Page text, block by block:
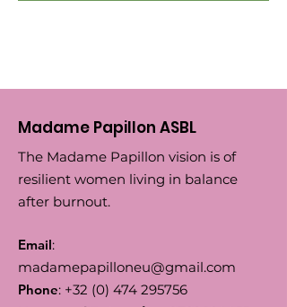
Madame Papillon ASBL
The Madame Papillon vision is of
resilient women living in balance
after burnout.
Email:
madamepapilloneu@gmail.com
Phone: +32 (0) 474 295756